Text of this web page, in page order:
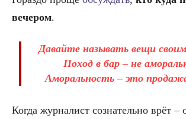
вечером.
Давайте называть вещи
Поход в бар – не
Аморальность – это
Когда журналист сознательно врёт –